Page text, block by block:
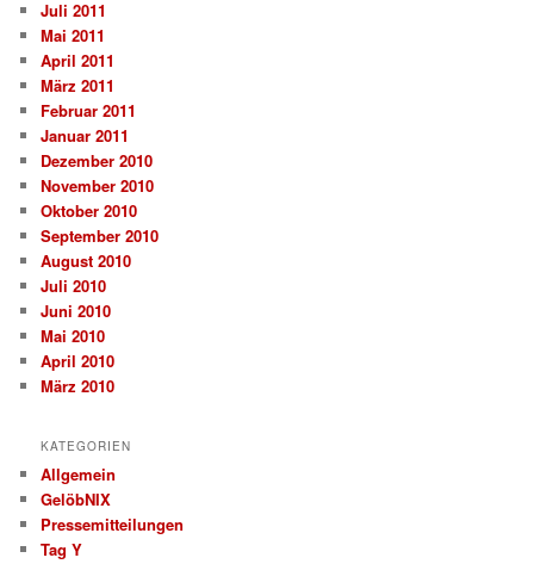
Juli 2011
Mai 2011
April 2011
März 2011
Februar 2011
Januar 2011
Dezember 2010
November 2010
Oktober 2010
September 2010
August 2010
Juli 2010
Juni 2010
Mai 2010
April 2010
März 2010
KATEGORIEN
Allgemein
GelöbNIX
Pressemitteilungen
Tag Y